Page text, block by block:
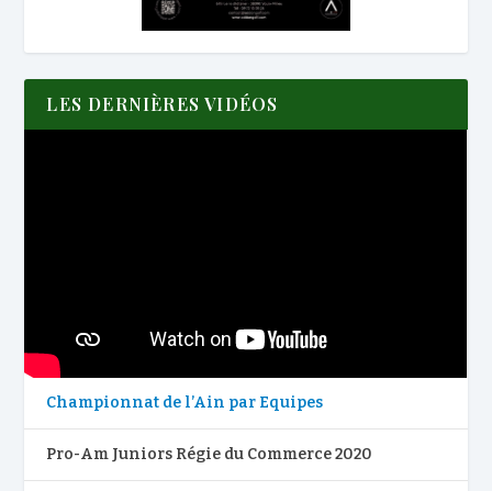
LES DERNIÈRES VIDÉOS
Championnat de l’Ain par Equipes
Pro-Am Juniors Régie du Commerce 2020